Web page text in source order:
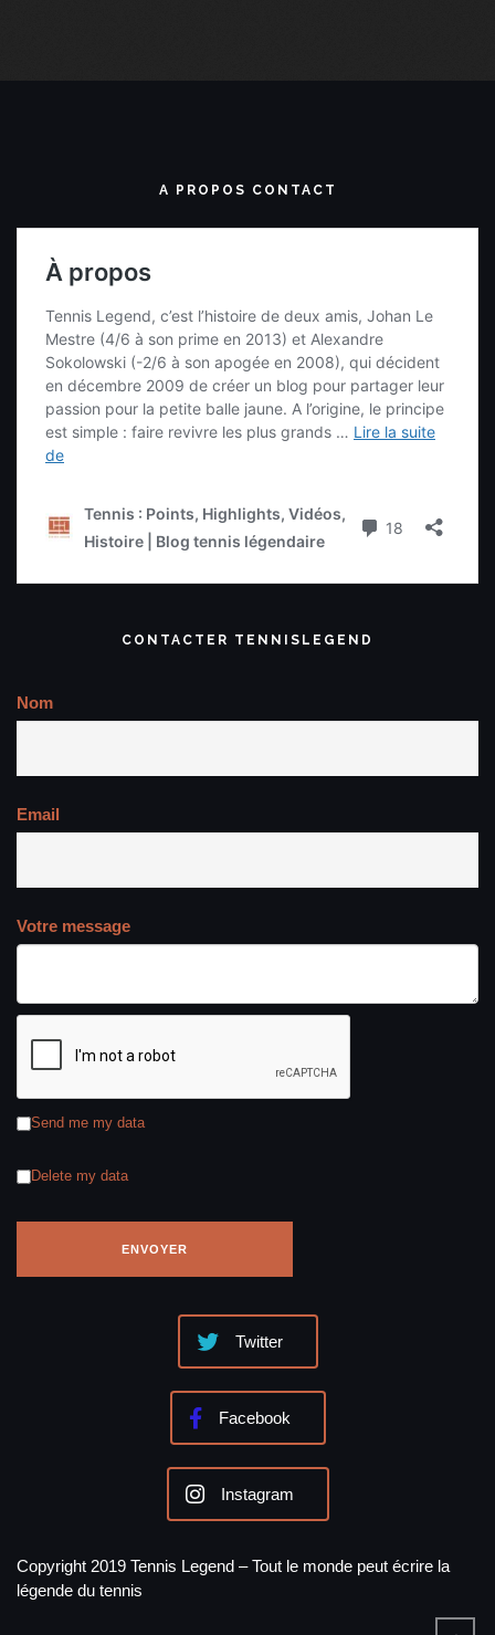
A PROPOS CONTACT
CONTACTER TENNISLEGEND
Nom
Email
Votre message
Send me my data
Delete my data
Twitter
Facebook
Instagram
Copyright 2019 Tennis Legend – Tout le monde peut écrire la
légende du tennis